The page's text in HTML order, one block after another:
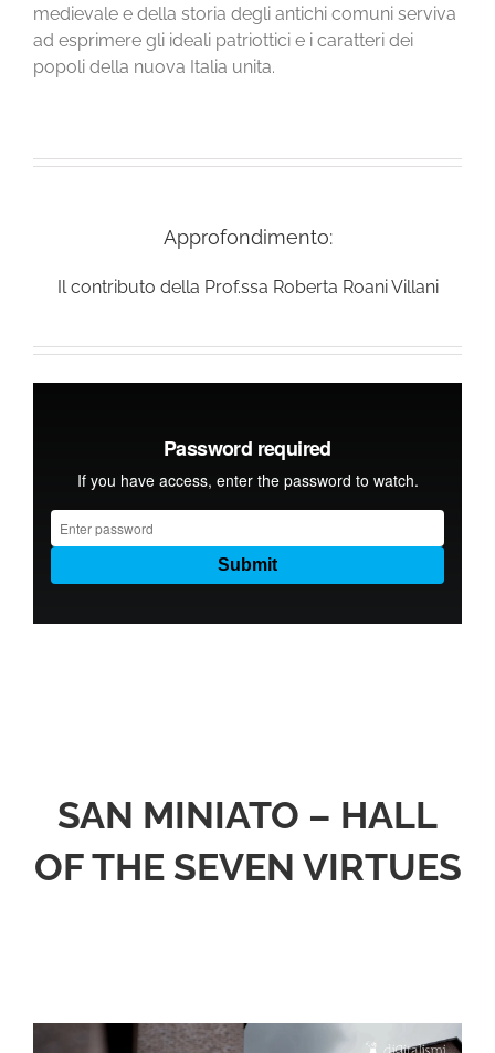
medievale e della storia degli antichi comuni serviva
ad esprimere gli ideali patriottici e i caratteri dei
popoli della nuova Italia unita.
Approfondimento:
Il contributo della Prof.ssa Roberta Roani Villani
SAN MINIATO – HALL
OF THE SEVEN VIRTUES